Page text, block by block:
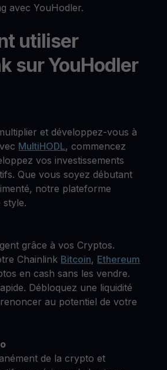
avec YouHodler.
utiliser
sur YouHodler
et développez-vous à
MultiHODL, commencez
vos investissements
Que vous soyez débutant
notre plateforme
style.
grâce à vos Cryptos.
Chainlink Bitcoin, Ethereum
en cash sans les vendre.
Débloquez une liquidité
au potentiel de votre
de la crypto et